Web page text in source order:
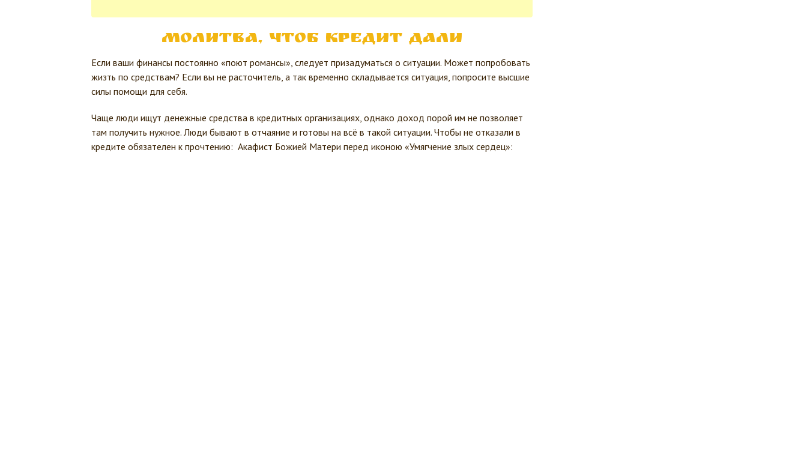
Молитва, чтоб кредит дали
Если ваши финансы постоянно «поют романсы», следует призадуматься о ситуации. Может попробовать
жизть по средствам? Если вы не расточитель, а так временно складывается ситуация, попросите высшие
силы помощи для себя.
Чаще люди ищут денежные средства в кредитных организациях, однако доход порой им не позволяет
там получить нужное. Люди бывают в отчаяние и готовы на всё в такой ситуации. Чтобы не отказали в
кредите обязателен к прочтению: Акафист Божией Матери перед иконою «Умягчение злых сердец»: